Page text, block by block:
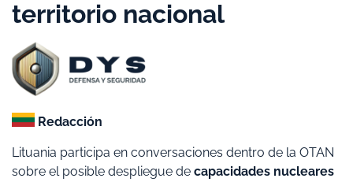
territorio nacional
Redacción
Lituania participa en conversaciones dentro de la OTAN
sobre el posible despliegue de capacidades nucleares